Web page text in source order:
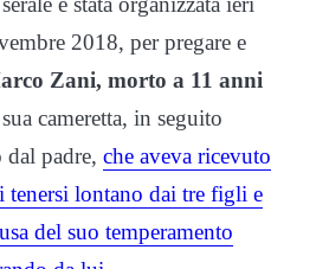
2018, per pregare e
Zani, morto a 11 anni
cameretta, in seguito
dal padre, che aveva ricevuto
tenersi lontano dai tre figli e
del suo temperamento